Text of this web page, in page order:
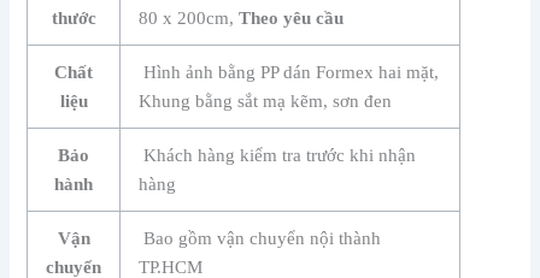
thước
80 x 200cm,Theo yêu cầu
Chất
liệu
Hình ảnh bằng PP dán Formex hai mặt,
Khung bằng sắt mạ kẽm, sơn đen
Bảo
hành
Khách hàng kiểm tra trước khi nhận
hàng
Vận
chuyển
Bao gồm vận chuyển nội thành
TP.HCM